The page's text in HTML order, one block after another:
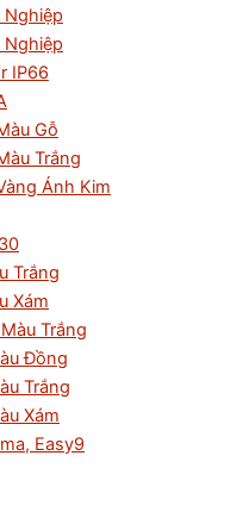
Nghiệp
Nghiệp
IP66
Gỗ
Trắng
Ánh Kim
Trắng
Xám
Trắng
Đồng
Trắng
Xám
Easy9